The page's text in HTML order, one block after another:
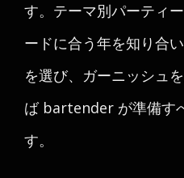
す。テーマ別パーティ
ードに合う年を知り合
を選び、ガーニッシュ
ば bartender が準備す
す。